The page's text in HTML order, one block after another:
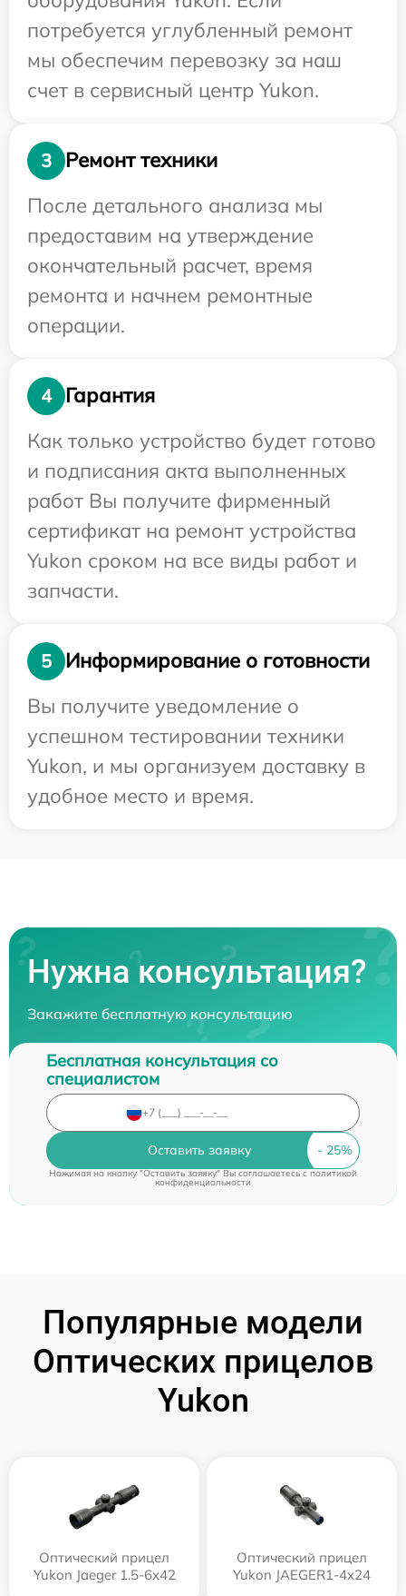
потребуется углубленный ремонт
мы обеспечим перевозку за наш
счет в сервисный центр Yukon.
3
Ремонт техники
После детального анализа мы
предоставим на утверждение
окончательный расчет, время
ремонта и начнем ремонтные
операции.
4
Гарантия
Как только устройство будет готово
и подписания акта выполненных
работ Вы получите фирменный
сертификат на ремонт устройства
Yukon сроком на все виды работ и
запчасти.
5
Информирование о готовности
Вы получите уведомление о
успешном тестировании техники
Yukon, и мы организуем доставку в
удобное место и время.
Нужна консультация?
Закажите бесплатную консультацию
Бесплатная консультация со
специалистом
Оставить заявку
Нажимая на кнопку "Оставить заявку" Вы соглашаетесь cполитикой
конфиденциальности
Популярные модели
Оптических прицелов
Yukon
Оптический прицел
Yukon Jaeger 1.5-6x42
Оптический прицел
Yukon JAEGER1-4x24